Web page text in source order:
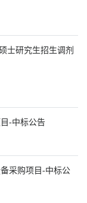
士研究生招生调剂
-中标公告
采购项目-中标公